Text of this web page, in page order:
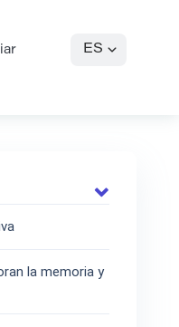
ES
la memoria y